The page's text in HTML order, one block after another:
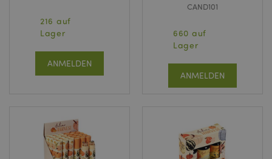
216 auf
Lager
ANMELDEN
CAND101
660 auf
Lager
ANMELDEN